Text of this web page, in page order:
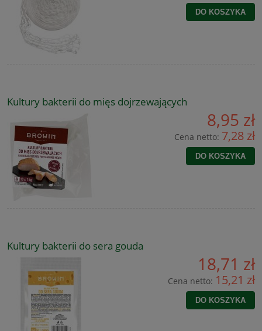
DO KOSZYKA
Kultury bakterii do mięs dojrzewających
8,95 zł
Cena netto: 7,28 zł
DO KOSZYKA
Kultury bakterii do sera gouda
18,71 zł
Cena netto: 15,21 zł
DO KOSZYKA